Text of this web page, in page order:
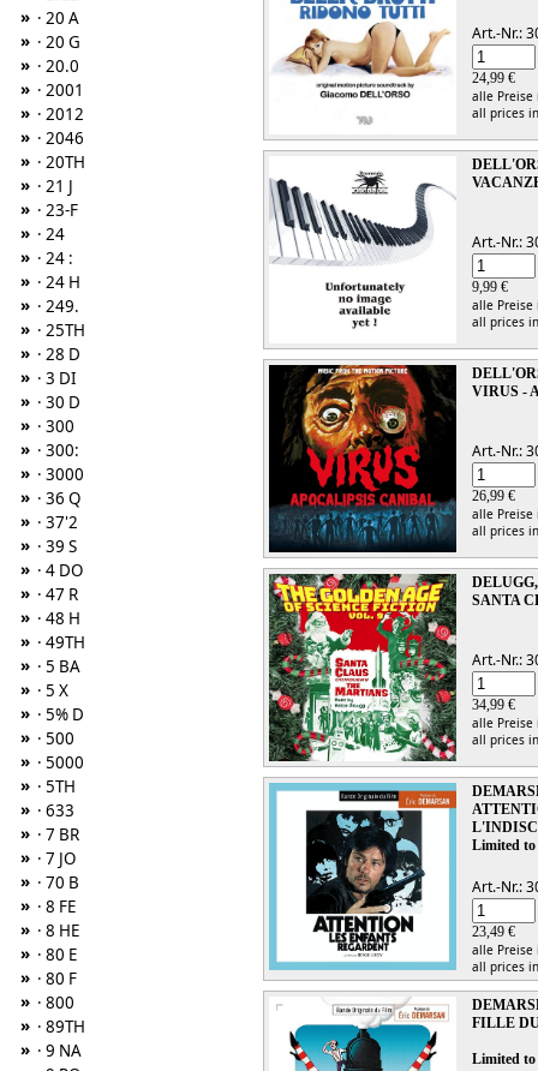
» · 20 A
» · 20 G
» · 20.0
» · 2001
» · 2012
» · 2046
» · 20TH
» · 21 J
» · 23-F
» · 24
» · 24 :
» · 24 H
» · 249.
» · 25TH
» · 28 D
» · 3 DI
» · 30 D
» · 300
» · 300:
» · 3000
» · 36 Q
» · 37'2
» · 39 S
» · 4 DO
» · 47 R
» · 48 H
» · 49TH
» · 5 BA
» · 5 X
» · 5% D
» · 500
» · 5000
» · 5TH
» · 633
» · 7 BR
» · 7 JO
» · 70 B
» · 8 FE
» · 8 HE
» · 80 E
» · 80 F
» · 800
» · 89TH
» · 9 NA
Art.-Nr.:
24,99 €
alle
all prices
Art.-Nr.:
9,99 €
alle
all prices
VIRUS -
Art.-Nr.:
26,99 €
alle
all prices
SANTA
Art.-Nr.:
34,99 €
alle
all prices
Limited to
Art.-Nr.:
23,49 €
alle
all prices
FILLE
Limited to